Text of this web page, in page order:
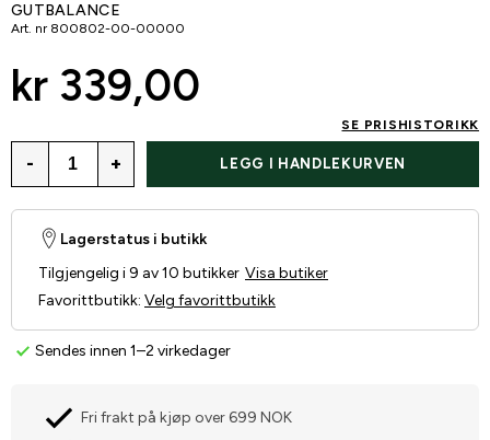
GUTBALANCE
Art. nr 800802-00-00000
kr 339,00
SE PRISHISTORIKK
- + LEGG I HANDLEKURVEN
Sendes innen 1–2 virkedager
Lagerstatus i butikk
Tilgjengelig i 9 av 10 butikker Visa butiker
Favorittbutikk: Velg favorittbutikk
Fri frakt på kjøp over 699 NOK